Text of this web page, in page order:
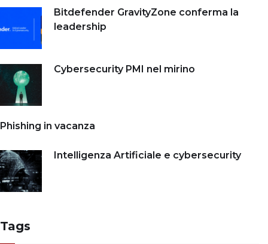
Bitdefender GravityZone conferma la
leadership
Cybersecurity PMI nel mirino
Phishing in vacanza
Intelligenza Artificiale e cybersecurity
Tags